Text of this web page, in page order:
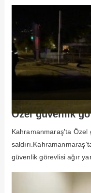
Özel güvenlik
Kahramanmaraş'ta Özel
güvenlik görevlisi ağır